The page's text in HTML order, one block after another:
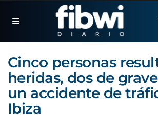
Cinco personas
heridas, dos de
un accidente de
Ibiza